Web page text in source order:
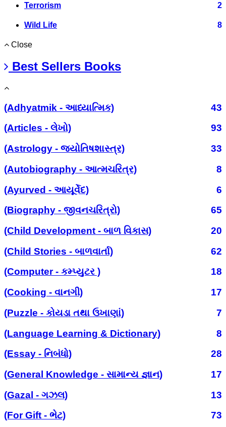
Terrorism 2
Wild Life 8
Close
Best Sellers Books
(Adhyatmik - આધ્યાત્મિક)
43
(Articles - લેખો)
93
(Astrology - જ્યોતિષશાસ્ત્ર)
33
(Autobiography - આત્મચરિત્ર)
8
(Ayurved - આયૂર્વેદ)
6
(Biography - જીવનચરિત્રો)
65
(Child Development - બાળ વિકાસ)
20
(Child Stories - બાળવાર્તા)
62
(Computer - કમ્પ્યુટર )
18
(Cooking - વાનગી)
17
(Puzzle - કોયડા તથા ઉખાણાં)
7
(Language Learning & Dictionary)
8
(Essay - નિબંધો)
28
(General Knowledge - સામાન્ય જ્ઞાન)
17
(Gazal - ગઝલ)
13
(For Gift - ભેટ)
73